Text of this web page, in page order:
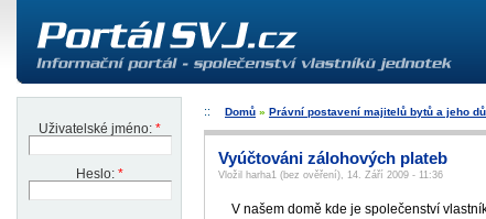
Uživatelské jméno: *
Heslo: *
Domů » Právní postavení majitelů bytů a jeho
Vyúčtováni zálohových plateb
Vložil harha1 (bez ověření), 14. Září 2009 - 11:36
V našem domě kde je společenství